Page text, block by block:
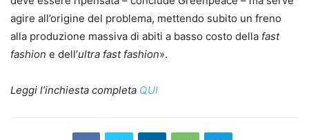
agire all’origine del problema, mettendo subito un freno
alla produzione massiva di abiti a basso costo della fast
fashion e dell’ultra fast fashion».
Leggi l’inchiesta completa QUI